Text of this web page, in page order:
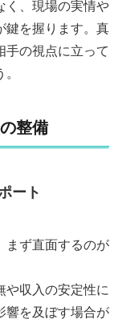
く、現場の実情や
鍵を握ります。真
手の視点に立って
整備
ート
まず直面するのが
や収入の安定性に
響を及ぼす場合が